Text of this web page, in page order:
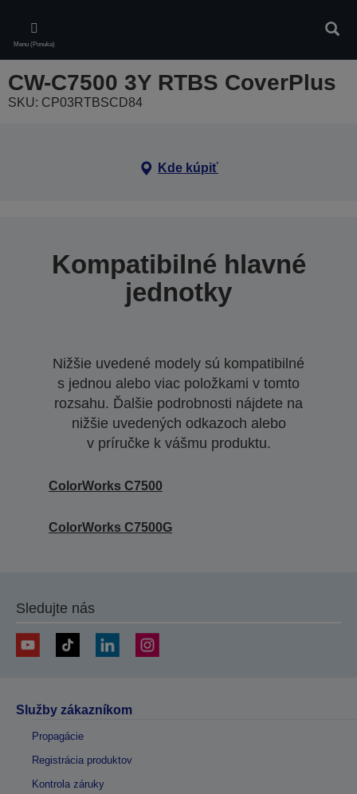
main
content
Menu (Ponuka)
CW-C7500 3Y RTBS CoverPlus
SKU: CP03RTBSCD84
Kde kúpiť
Kompatibilné hlavné
jednotky
Nižšie uvedené modely sú kompatibilné
s jednou alebo viac položkami v tomto
rozsahu. Ďalšie podrobnosti nájdete na
nižšie uvedených odkazoch alebo
v príručke k vášmu produktu.
ColorWorks C7500
ColorWorks C7500G
Sledujte nás
Služby zákazníkom
Propagácie
Registrácia produktov
Kontrola záruky